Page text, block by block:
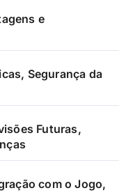
e
Segurança da
Futuras,
com o Jogo,